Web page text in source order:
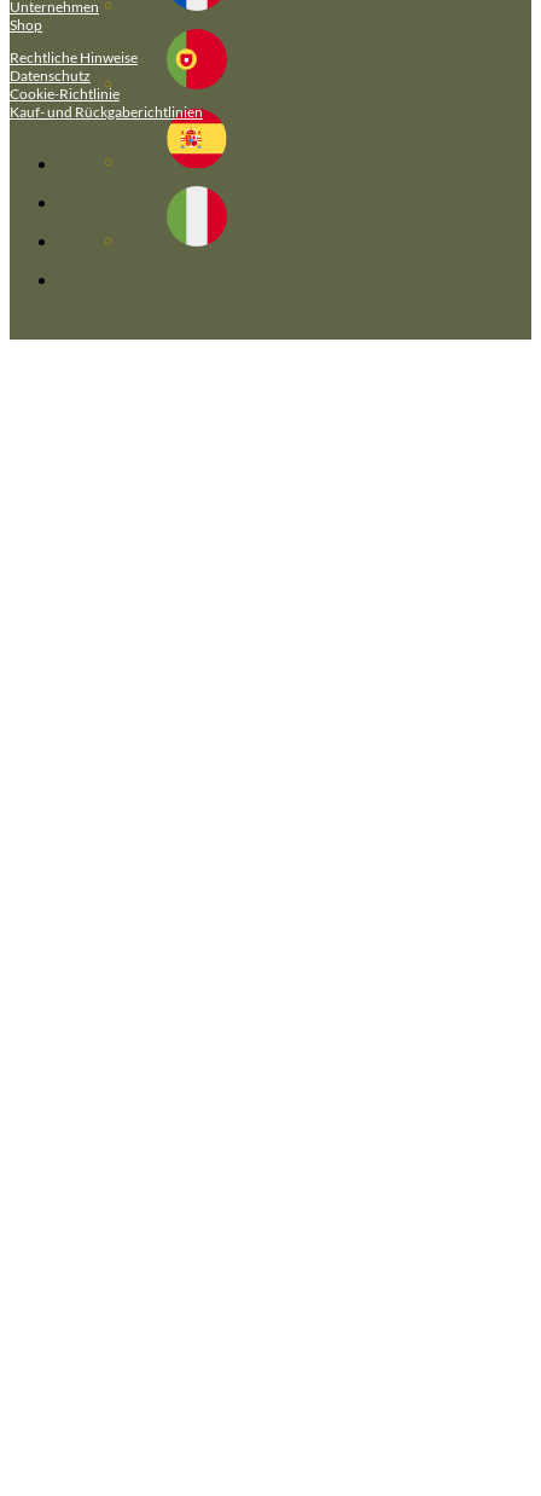
Unternehmen
Shop
Rechtliche Hinweise
Datenschutz
Cookie-Richtlinie
Kauf- und Rückgaberichtlinien